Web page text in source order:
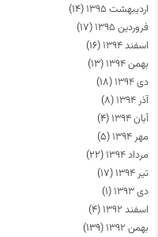
اردیبهشت ۱۳۹۵
(۱۴)
فروردین ۱۳۹۵
(۱۷)
اسفند ۱۳۹۴
(۱۶)
بهمن ۱۳۹۴
(۱۳)
دی ۱۳۹۴
(۱۸)
آذر ۱۳۹۴
(۸)
آبان ۱۳۹۴
(۴)
مهر ۱۳۹۴
(۵)
مرداد ۱۳۹۴
(۲۲)
تیر ۱۳۹۴
(۱۷)
دی ۱۳۹۳
(۱)
اسفند ۱۳۹۲
(۴)
بهمن ۱۳۹۲
(۱۳۹)